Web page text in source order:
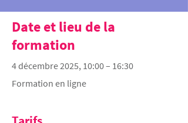
Date et lieu de la
formation
4 décembre 2025, 10:00 – 16:30
Formation en ligne